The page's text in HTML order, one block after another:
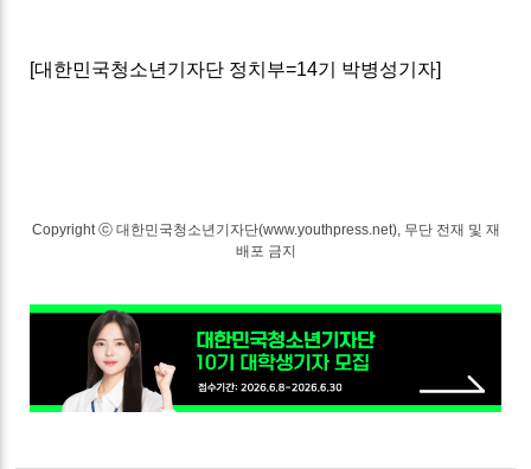
[대한민국청소년기자단 정치부=14기 박병성기자]
Copyright ⓒ 대한민국청소년기자단(www.youthpress.net), 무단 전재 및 재
배포 금지